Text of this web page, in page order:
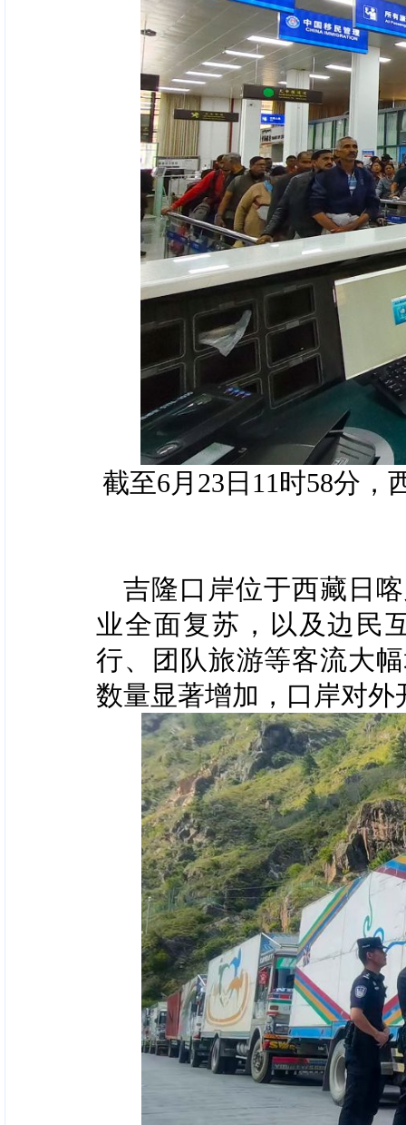
截至6月23日11时58分
吉隆口岸位于西藏日
业全面复苏，以及边民
行、团队旅游等客流大
数量显著增加，口岸对